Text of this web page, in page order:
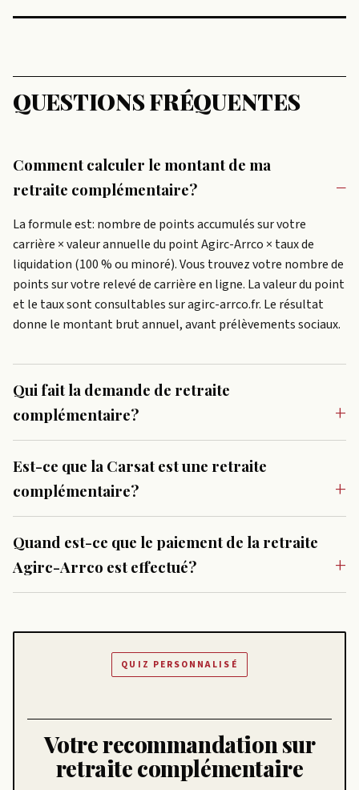
QUESTIONS FRÉQUENTES
Comment calculer le montant de ma
retraite complémentaire?
La formule est: nombre de points accumulés sur votre
carrière × valeur annuelle du point Agirc-Arrco × taux de
liquidation (100 % ou minoré). Vous trouvez votre nombre de
points sur votre relevé de carrière en ligne. La valeur du point
et le taux sont consultables sur agirc-arrco.fr. Le résultat
donne le montant brut annuel, avant prélèvements sociaux.
Qui fait la demande de retraite
complémentaire?
Est-ce que la Carsat est une retraite
complémentaire?
Quand est-ce que le paiement de la retraite
Agirc-Arrco est effectué?
QUIZ PERSONNALISÉ
Votre recommandation sur
retraite complémentaire